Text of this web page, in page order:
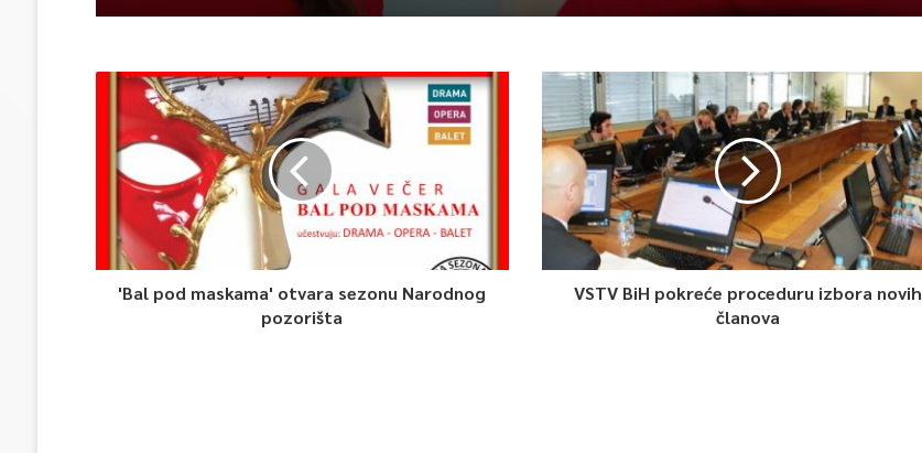
'Bal pod maskama' otvara sezonu Narodnog
pozorišta
VSTV BiH pokreće proceduru izbora novih
članova